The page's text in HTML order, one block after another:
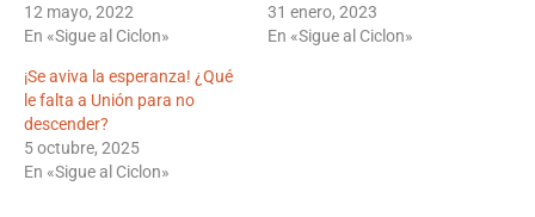
12 mayo, 2022
En «Sigue al Ciclon»
31 enero, 2023
En «Sigue al Ciclon»
¡Se aviva la esperanza! ¿Qué
le falta a Unión para no
descender?
5 octubre, 2025
En «Sigue al Ciclon»